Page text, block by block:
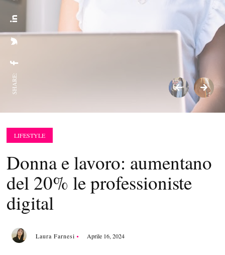
SHARE:
LIFESTYLE
Donna e lavoro: aumentano
del 20% le professioniste
digital
Laura Farnesi Aprile 16, 2024